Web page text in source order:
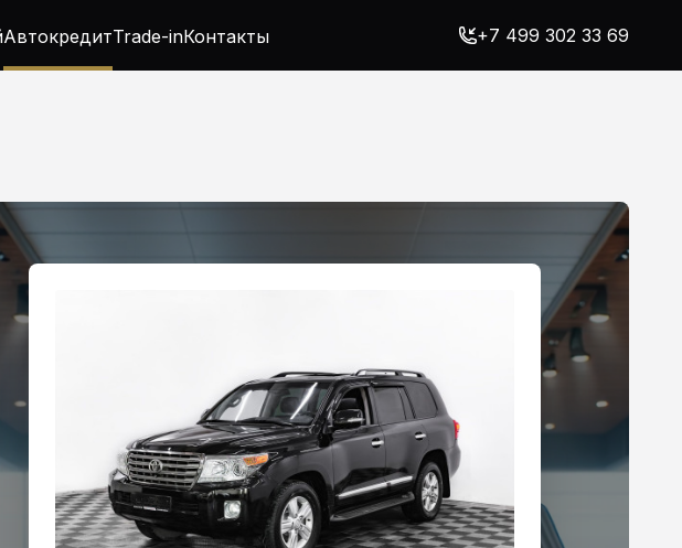
АвтокредитTrade-inКонтакты +7 499 302 33 69